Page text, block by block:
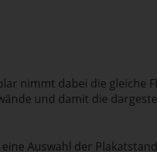
nimmt dabei die gleiche
und damit die
Auswahl der